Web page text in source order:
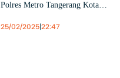
Polres Metro Tangerang Kota…
25/02/2025 |22:47